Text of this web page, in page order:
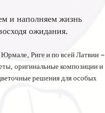
и наполняем жизнь
ожидания.
Юрмале, Риге и по всей Латвии –
оригинальные композиции и
решения для особых